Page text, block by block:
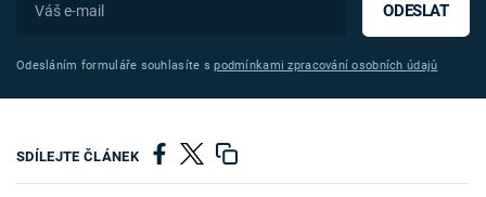
ODESLAT
Odesláním formuláře souhlasíte spodmínkami zpracování osobních údajů
SDÍLEJTE ČLÁNEK